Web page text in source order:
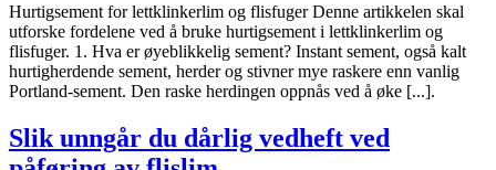
Hurtigsement for lettklinkerlim og flisfuger Denne artikkelen skal
utforske fordelene ved å bruke hurtigsement i lettklinkerlim og
flisfuger. 1. Hva er øyeblikkelig sement? Instant sement, også kalt
hurtigherdende sement, herder og stivner mye raskere enn vanlig
Portland-sement. Den raske herdingen oppnås ved å øke [...].
Slik unngår du dårlig vedheft ved